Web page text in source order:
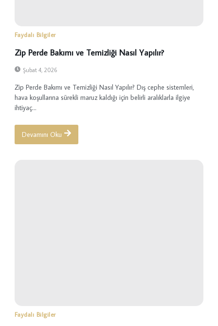
Faydalı Bilgiler
Zip Perde Bakımı ve Temizliği Nasıl Yapılır?
Şubat 4, 2026
Zip Perde Bakımı ve Temizliği Nasıl Yapılır? Dış cephe sistemleri,
hava koşullarına sürekli maruz kaldığı için belirli aralıklarla ilgiye
ihtiyaç...
Devamını Oku
Faydalı Bilgiler